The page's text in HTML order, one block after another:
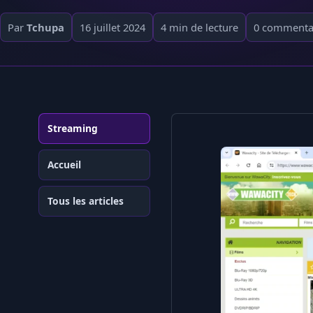
Par Tchupa 16 juillet 2024 4 min de lecture 0
Streaming
Accueil
Tous les articles